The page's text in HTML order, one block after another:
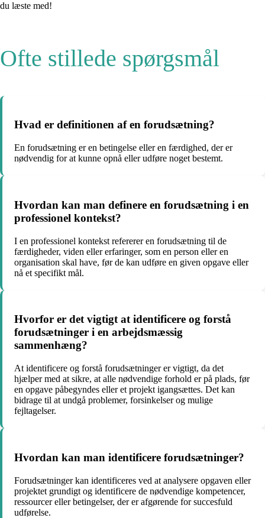
du læste med!
Ofte stillede spørgsmål
Hvad er definitionen af en forudsætning?
En forudsætning er en betingelse eller en færdighed, der er
nødvendig for at kunne opnå eller udføre noget bestemt.
Hvordan kan man definere en forudsætning i en
professionel kontekst?
I en professionel kontekst refererer en forudsætning til de
færdigheder, viden eller erfaringer, som en person eller en
organisation skal have, før de kan udføre en given opgave eller
nå et specifikt mål.
Hvorfor er det vigtigt at identificere og forstå
forudsætninger i en arbejdsmæssig
sammenhæng?
At identificere og forstå forudsætninger er vigtigt, da det
hjælper med at sikre, at alle nødvendige forhold er på plads, før
en opgave påbegyndes eller et projekt igangsættes. Det kan
bidrage til at undgå problemer, forsinkelser og mulige
fejltagelser.
Hvordan kan man identificere forudsætninger?
Forudsætninger kan identificeres ved at analysere opgaven eller
projektet grundigt og identificere de nødvendige kompetencer,
ressourcer eller betingelser, der er afgørende for succesfuld
udførelse.